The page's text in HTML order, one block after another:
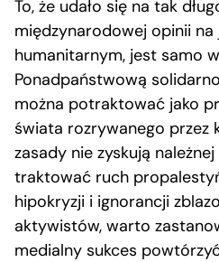
To, że udało się na tak
międzynarodowej opinii
humanitarnym, jest samo
Ponadpaństwową
można potraktować jako
świata rozrywanego przez
zasady nie zyskują
traktować ruch
hipokryzji i ignorancji
aktywistów, warto
medialny sukces